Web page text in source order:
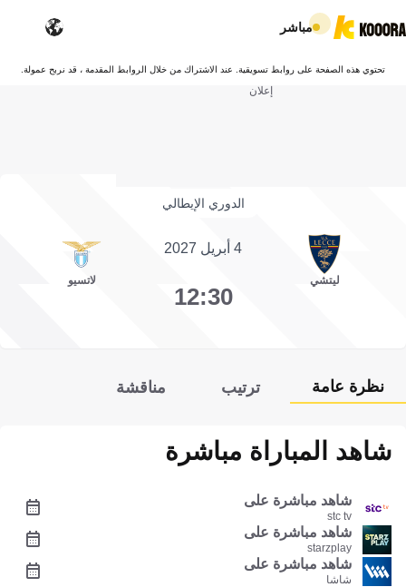
مباشر
تحتوي هذه الصفحة على روابط تسويقية. عند الاشتراك من خلال الروابط المقدمة ، قد نربح عمولة.
إعلان
الدوري الإيطالي
ليتشي
4 أبريل 2027
12:30
لاتسيو
نظرة عامة ترتيب مناقشة
شاهد المباراة مباشرة
شاهد مباشرة على
stc tv
شاهد مباشرة على
starzplay
شاهد مباشرة على
شاشا